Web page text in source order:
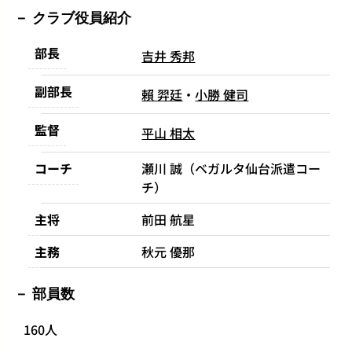
クラブ役員紹介
部長
吉井 秀邦
副部長
賴 羿廷 ・小勝 健司
監督
平山 相太
コーチ
瀬川 誠（ベガルタ仙台派遣コー
チ）
主将
前田 航星
主務
秋元 優那
部員数
160人